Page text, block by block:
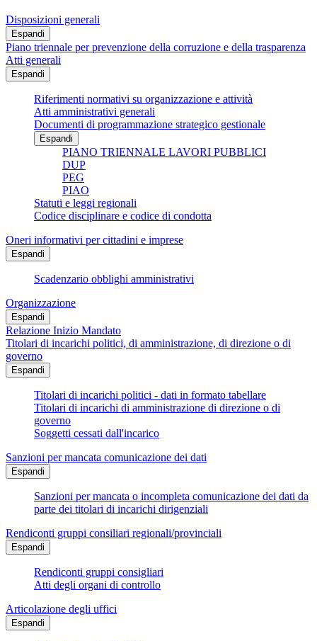
Disposizioni generali
Espandi
Piano triennale per prevenzione della corruzione e della trasparenza
Atti generali
Espandi
Riferimenti normativi su organizzazione e attività
Atti amministrativi generali
Documenti di programmazione strategico gestionale
Espandi
PIANO TRIENNALE LAVORI PUBBLICI
DUP
PEG
PIAO
Statuti e leggi regionali
Codice disciplinare e codice di condotta
Oneri informativi per cittadini e imprese
Espandi
Scadenzario obblighi amministrativi
Organizzazione
Espandi
Relazione Inizio Mandato
Titolari di incarichi politici, di amministrazione, di direzione o di
governo
Espandi
Titolari di incarichi politici - dati in formato tabellare
Titolari di incarichi di amministrazione di direzione o di
governo
Soggetti cessati dall'incarico
Sanzioni per mancata comunicazione dei dati
Espandi
Sanzioni per mancata o incompleta comunicazione dei dati da
parte dei titolari di incarichi dirigenziali
Rendiconti gruppi consiliari regionali/provinciali
Espandi
Rendiconti gruppi consigliari
Atti degli organi di controllo
Articolazione degli uffici
Espandi